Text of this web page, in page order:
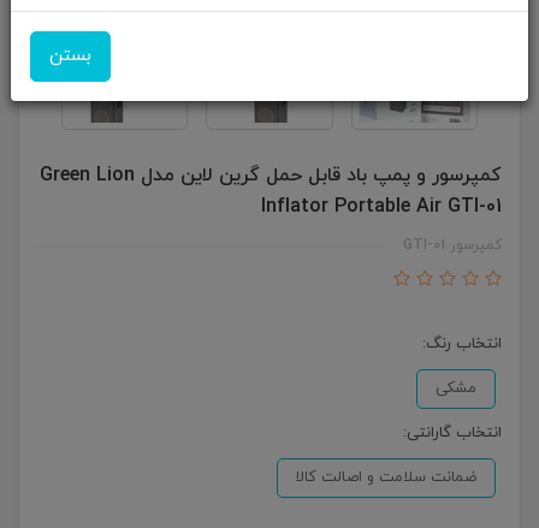
کمپرسور و پمپ باد قابل حمل گرین لاین مدل Green Lion
Inflator Portable Air GTI-01
کمپرسور GTI-01
انتخاب رنگ:
مشکی
انتخاب گارانتی:
ضمانت سلامت و اصالت کالا
بستن